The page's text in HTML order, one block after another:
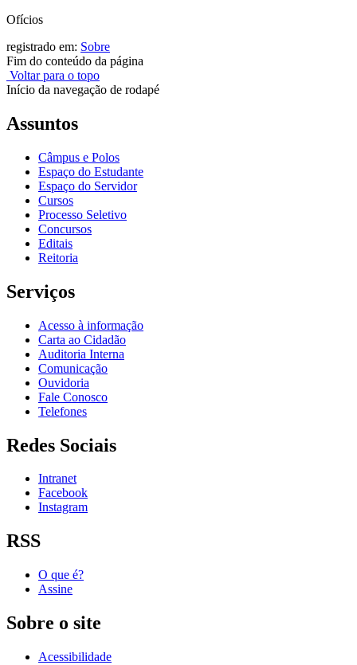
Ofícios
registrado em: Sobre
Fim do conteúdo da página
Voltar para o topo
Início da navegação de rodapé
Assuntos
Câmpus e Polos
Espaço do Estudante
Espaço do Servidor
Cursos
Processo Seletivo
Concursos
Editais
Reitoria
Serviços
Acesso à informação
Carta ao Cidadão
Auditoria Interna
Comunicação
Ouvidoria
Fale Conosco
Telefones
Redes Sociais
Intranet
Facebook
Instagram
RSS
O que é?
Assine
Sobre o site
Acessibilidade